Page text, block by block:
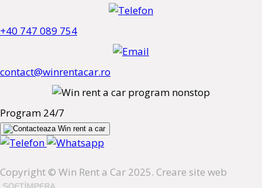
+40 747 089 754
contact@winrentacar.ro
Program 24/7
Copyright © Win Rent a Car 2025. Creare site web